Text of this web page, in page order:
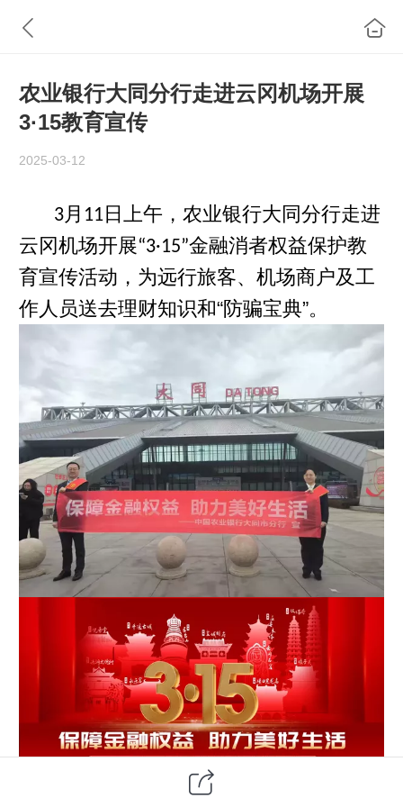
农业银行大同分行走进云冈机场开展
3·15教育宣传
2025-03-12
3月 11日上午，农业银行大同分行走进
云冈机场开展“3·15”金融消者权益保护教
育宣传活动，为远行旅客、机场商户及工
作人员送去理财知识和“防骗宝典”。